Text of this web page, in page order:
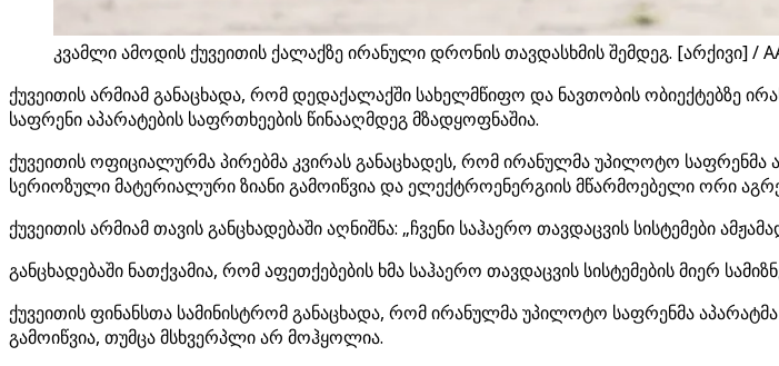
კვამლი ამოდის ქუვეითის ქალაქზე ირანული დრონის თავდასხმის შემდეგ. [არქივი] /
ქუვეითის არმიამ განაცხადა, რომ დედაქალაქში სახელმწიფო და ნავთობის ობიექტებზე
საფრენი აპარატების საფრთხეების წინააღმდეგ მზადყოფნაშია.
ქუვეითის ოფიციალურმა პირებმა კვირას განაცხადეს, რომ ირანულმა უპილოტო საფრენმა
სერიოზული მატერიალური ზიანი გამოიწვია და ელექტროენერგიის მწარმოებელი ორი
ქუვეითის არმიამ თავის განცხადებაში აღნიშნა: „ჩვენი საჰაერო თავდაცვის სისტემები
განცხადებაში ნათქვამია, რომ აფეთქებების ხმა საჰაერო თავდაცვის სისტემების მიერ
ქუვეითის ფინანსთა სამინისტრომ განაცხადა, რომ ირანულმა უპილოტო საფრენმა
გამოიწვია, თუმცა მსხვერპლი არ მოჰყოლია.